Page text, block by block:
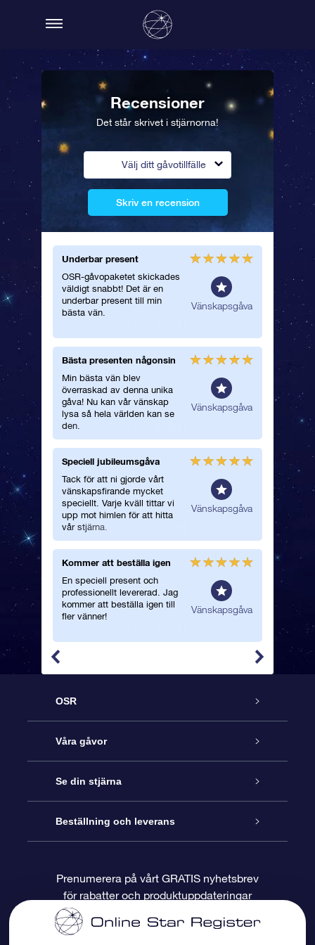
Recensioner
Det står skrivet i stjärnorna!
Välj ditt gåvotillfälle
Skriv en recension
Underbar present
OSR-gåvopaketet skickades
väldigt snabbt! Det är en
underbar present till min
bästa vän.
Vänskapsgåva
Bästa presenten någonsin
Min bästa vän blev
överraskad av denna unika
gåva! Nu kan vår vänskap
lysa så hela världen kan se
den.
Vänskapsgåva
Speciell jubileumsgåva
Tack för att ni gjorde vårt
vänskapsfirande mycket
speciellt. Varje kväll tittar vi
upp mot himlen för att hitta
vår stjärna.
Vänskapsgåva
Kommer att beställa igen
En speciell present och
professionellt levererad. Jag
kommer att beställa igen till
fler vänner!
Vänskapsgåva
Jag
följde
vän
var
En
En
en
Perfekt
Jag
vår
OSR
Kundtjänst
Kontakta oss
Blogg
Recensioner
Våra gåvor
Online-Stjärngåva
OSR Gåvopaket
OSR Presentkort
Företagspresenter
Se din stjärna
Stjärnregiste
Personlig Stjärnsida
One Million Stars
Beställning och leverans
Betalningsinformation
Prenumerera på vårt GRATIS nyhetsbrev
för rabatter och produktuppdateringar